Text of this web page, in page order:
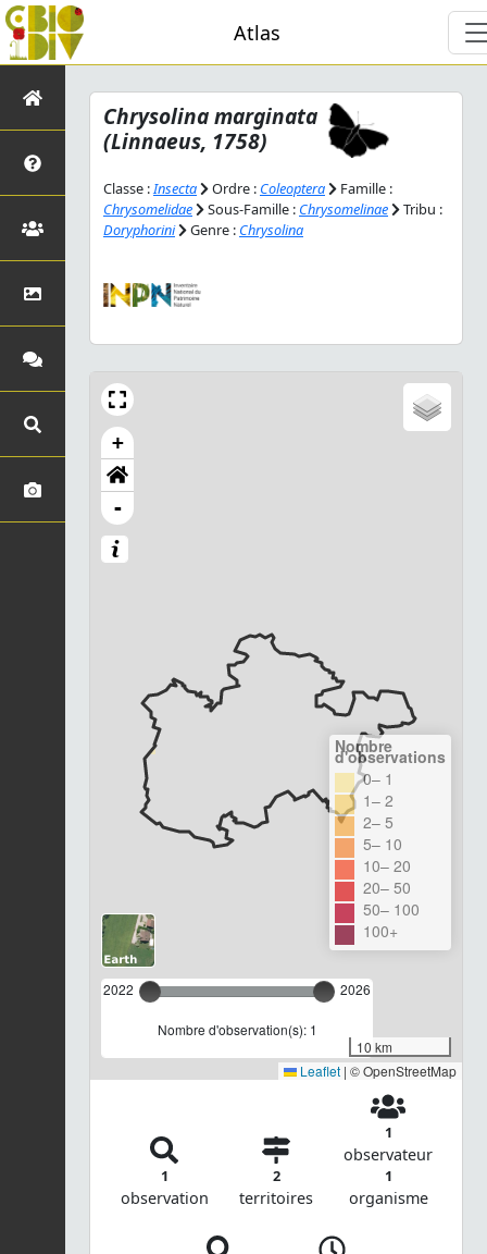
Atlas
Chrysolina marginata
(Linnaeus, 1758)
Classe :Insecta Ordre : Coleoptera
Famille :
Chrysomelidae
Sous-Famille : Chrysomelinae
Tribu :
Doryphorini
Genre : Chrysolina
+
-
2022 2026
Nombre d'observation(s): 1
Nombre
d'observations
0– 1
1– 2
2– 5
5– 10
10– 20
20– 50
50– 100
100+
10 km
Leaflet | © OpenStreetMap
1
observation
2
territoires
1
observateur
1
organisme